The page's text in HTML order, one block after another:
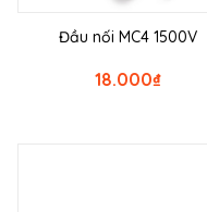
Đầu nối MC4 1500V
₫
18.000